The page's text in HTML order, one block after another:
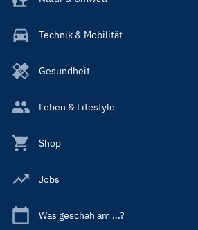
Technik & Mobilität
Gesundheit
Leben & Lifestyle
Shop
Jobs
Was geschah am ...?